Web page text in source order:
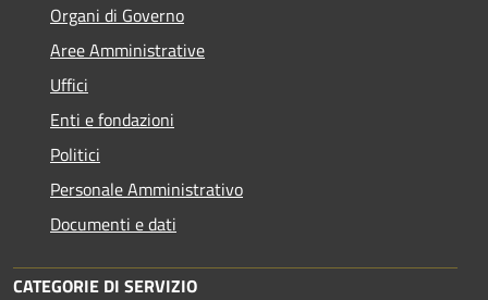
Organi di Governo
Aree Amministrative
Uffici
Enti e fondazioni
Politici
Personale Amministrativo
Documenti e dati
CATEGORIE DI SERVIZIO